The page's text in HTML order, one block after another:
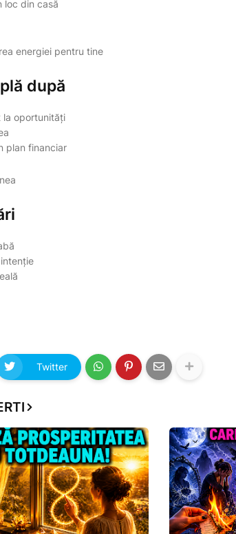
loc din casă
energiei pentru tine
după
oportunități
plan financiar
Twitter